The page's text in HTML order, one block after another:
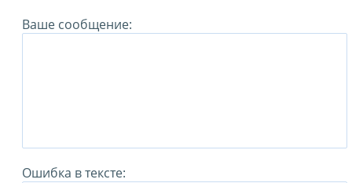
Ваше сообщение:
Ошибка в тексте: